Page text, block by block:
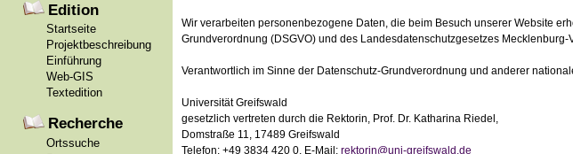
Wir verarbeiten personenbezogene Daten, die beim Besuch unserer Website
Grundverordnung (DSGVO) und des Landesdatenschutzgesetzes Mecklenburg-
Verantwortlich im Sinne der Datenschutz-Grundverordnung und anderer
Universität Greifswald
gesetzlich vertreten durch die Rektorin, Prof. Dr. Katharina Riedel,
Domstraße 11, 17489 Greifswald
Telefon: +49 3834 420 0, E-Mail: rektorin@uni-greifswald.de
Edition
Startseite
Projektbeschreibung
Einführung
Web-GIS
Textedition
Recherche
Ortssuche